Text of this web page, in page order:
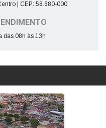
| CEP: 58.680-000
das 08h às 13h